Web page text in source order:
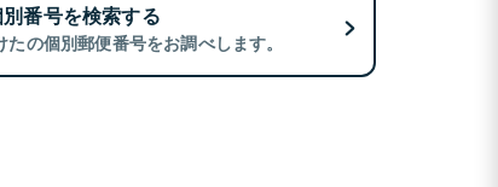
番号を検索する
の個別郵便番号をお調べします。